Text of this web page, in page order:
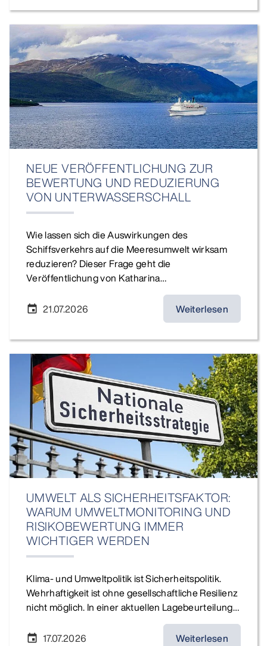
NEUE VERÖFFENTLICHUNG ZUR
BEWERTUNG UND REDUZIERUNG
VON UNTERWASSERSCHALL
Wie lassen sich die Auswirkungen des
Schiffsverkehrs auf die Meeresumwelt wirksam
reduzieren? Dieser Frage geht die
Veröffentlichung von Katharina…
event 21.07.2026 Weiterlesen
UMWELT ALS SICHERHEITSFAKTOR:
WARUM UMWELTMONITORING UND
RISIKOBEWERTUNG IMMER
WICHTIGER WERDEN
Klima- und Umweltpolitik ist Sicherheitspolitik.
Wehrhaftigkeit ist ohne gesellschaftliche Resilienz
nicht möglich. In einer aktuellen Lagebeurteilung…
event 17.07.2026 Weiterlesen